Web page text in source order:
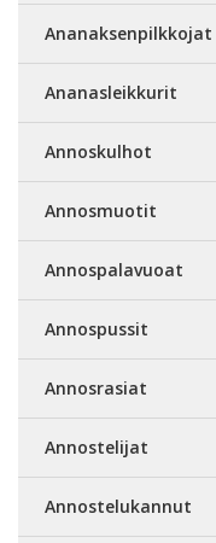
Ananaksenpilkkojat
Ananasleikkurit
Annoskulhot
Annosmuotit
Annospalavuoat
Annospussit
Annosrasiat
Annostelijat
Annostelukannut